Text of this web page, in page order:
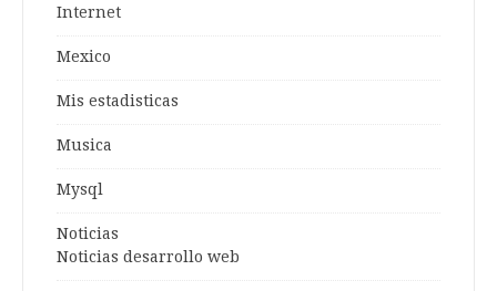
Internet
Mexico
Mis estadisticas
Musica
Mysql
Noticias
Noticias desarrollo web